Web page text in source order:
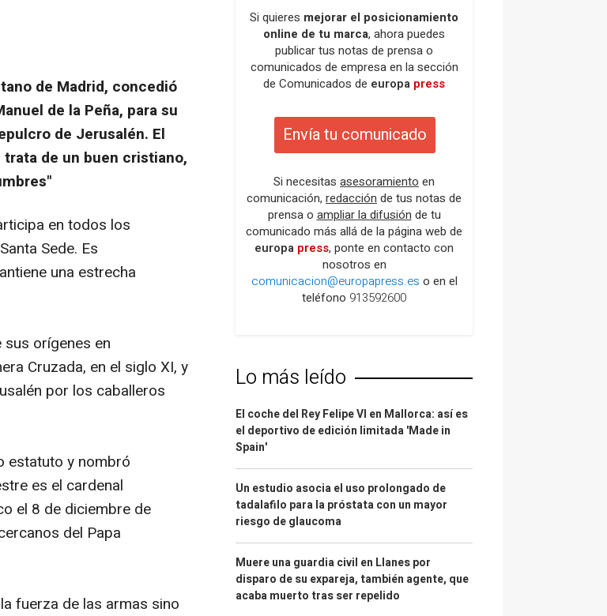
de Madrid, concedió
de la Peña, para su
de Jerusalén. El
de un buen cristiano,
en todos los
Sede. Es
una estrecha
sus orígenes en
Cruzada, en el siglo XI, y
por los caballeros
estatuto y nombró
es el cardenal
el 8 de diciembre de
del Papa
fuerza de las armas sino
Si quieres mejorar el posicionamiento
online de tu marca, ahora puedes
publicar tus notas de prensa o
comunicados de empresa en la sección
de Comunicados de europa press
Envía tu comunicado
Si necesitas asesoramiento en
comunicación, redacción de tus notas de
prensa o ampliar la difusión de tu
comunicado más allá de la página web de
europa press, ponte en contacto con
nosotros en
comunicacion@europapress.es o en el
teléfono 913592600
Lo más leído
El coche del Rey Felipe VI en Mallorca: así es
el deportivo de edición limitada 'Made in
Spain'
Un estudio asocia el uso prolongado de
tadalafilo para la próstata con un mayor
riesgo de glaucoma
Muere una guardia civil en Llanes por
disparo de su expareja, también agente, que
acaba muerto tras ser repelido